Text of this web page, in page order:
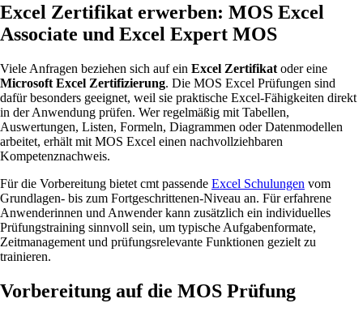
Excel Zertifikat erwerben: MOS Excel
Associate und Excel Expert MOS
Viele Anfragen beziehen sich auf ein Excel Zertifikat oder eine
Microsoft Excel Zertifizierung. Die MOS Excel Prüfungen sind
dafür besonders geeignet, weil sie praktische Excel-Fähigkeiten direkt
in der Anwendung prüfen. Wer regelmäßig mit Tabellen,
Auswertungen, Listen, Formeln, Diagrammen oder Datenmodellen
arbeitet, erhält mit MOS Excel einen nachvollziehbaren
Kompetenznachweis.
Für die Vorbereitung bietet cmt passende Excel Schulungen vom
Grundlagen- bis zum Fortgeschrittenen-Niveau an. Für erfahrene
Anwenderinnen und Anwender kann zusätzlich ein individuelles
Prüfungstraining sinnvoll sein, um typische Aufgabenformate,
Zeitmanagement und prüfungsrelevante Funktionen gezielt zu
trainieren.
Vorbereitung auf die MOS Prüfung